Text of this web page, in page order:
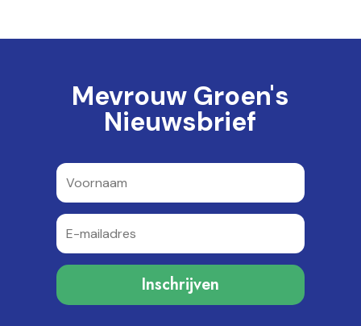
Mevrouw Groen's
Nieuwsbrief
Inschrijven